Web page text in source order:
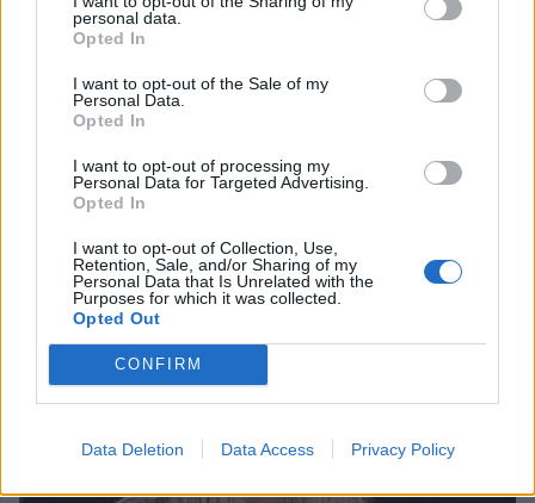
personal data.
Opted In
I want to opt-out of the Sale of my
Personal Data.
Opted In
I want to opt-out of processing my
Personal Data for Targeted Advertising.
Opted In
I want to opt-out of Collection, Use,
Retention, Sale, and/or Sharing of my
Personal Data that Is Unrelated with the
Purposes for which it was collected.
Opted Out
CONFIRM
Data Deletion Data Access Privacy Policy
Ελεωνόρα Ζουγανέλη: Έτοιμη για το
ΠΡΟΤΑΣΕΙΣ